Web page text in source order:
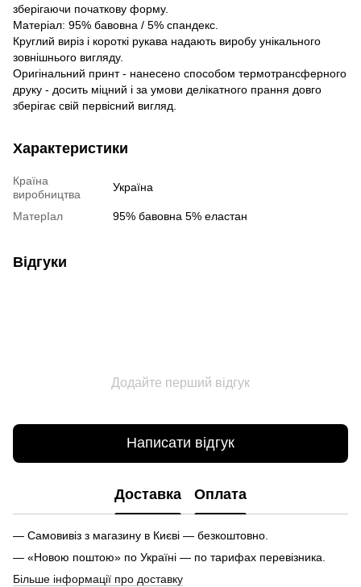
зберігаючи початкову форму.
Матеріал: 95% бавовна / 5% спандекс.
Круглий виріз і короткі рукава надають виробу унікального
зовнішнього вигляду.
Оригінальний принт - нанесено способом термотрансферного
друку - досить міцний і за умови делікатного прання довго
зберігає свій первісний вигляд.
Характеристики
Країна
виробництва
Україна
МатерІал 95% бавовна 5% еластан
Відгуки
Додайте перший відгук
Написати відгук
Доставка Оплата
— Самовивіз з магазину в Києві — безкоштовно.
— «Новою поштою» по Україні — по тарифах перевізника.
Більше інформації про доставку